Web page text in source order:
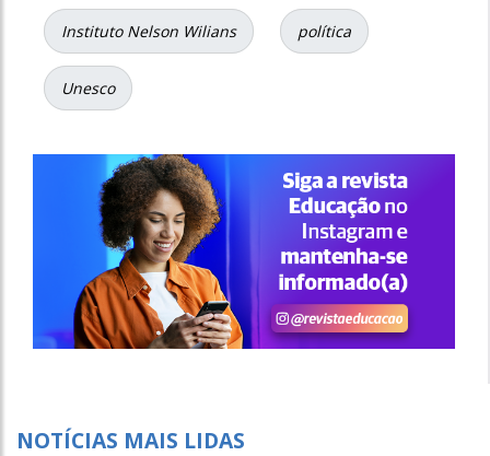
Instituto Nelson Wilians política
Unesco
NOTÍCIAS MAIS LIDAS